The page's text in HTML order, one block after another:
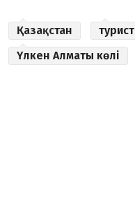
Қазақстан турист
Үлкен Алматы көлі